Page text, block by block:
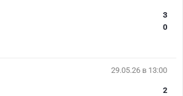
3
0
29.05.26 в 13:00
2